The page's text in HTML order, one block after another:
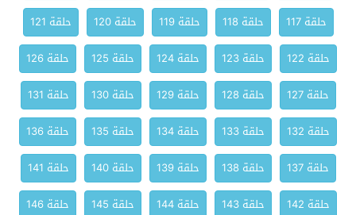
حلقة 117
حلقة 118 حلقة 119 حلقة 120
حلقة 121
حلقة 122
حلقة 123 حلقة 124 حلقة 125
حلقة 126
حلقة 127
حلقة 128 حلقة 129 حلقة 130
حلقة 131
حلقة 132
حلقة 133 حلقة 134 حلقة 135
حلقة 136
حلقة 137
حلقة 138 حلقة 139 حلقة 140
حلقة 141
حلقة 142
حلقة 143 حلقة 144 حلقة 145
حلقة 146